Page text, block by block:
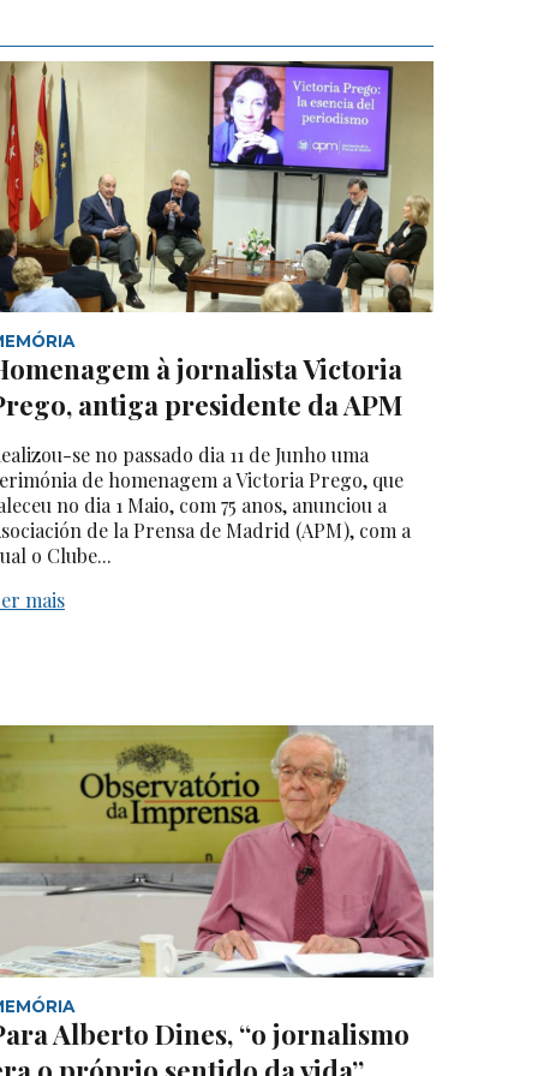
à jornalista Victoria
antiga presidente da APM
se no passado dia 11 de Junho uma
de homenagem a Victoria Prego, que
no dia 1 Maio, com 75 anos, anunciou a
de la Prensa de Madrid (APM), com a
o Clube...
mais
Alberto Dines, “o jornalismo